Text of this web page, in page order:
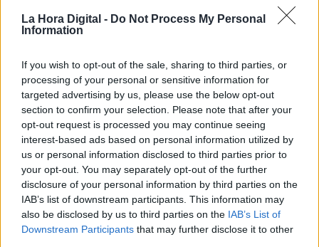
La Hora Digital - Do Not Process My Personal
Information
If you wish to opt-out of the sale, sharing to third parties, or
processing of your personal or sensitive information for
targeted advertising by us, please use the below opt-out
section to confirm your selection. Please note that after your
opt-out request is processed you may continue seeing
interest-based ads based on personal information utilized by
us or personal information disclosed to third parties prior to
your opt-out. You may separately opt-out of the further
disclosure of your personal information by third parties on the
IAB’s list of downstream participants. This information may
also be disclosed by us to third parties on the IAB’s List of
Downstream Participants that may further disclose it to other
Desde ALA alertan de que reducir
los vuelos cortos solo reduciría el
0,06% de los gases de efecto
invernadero